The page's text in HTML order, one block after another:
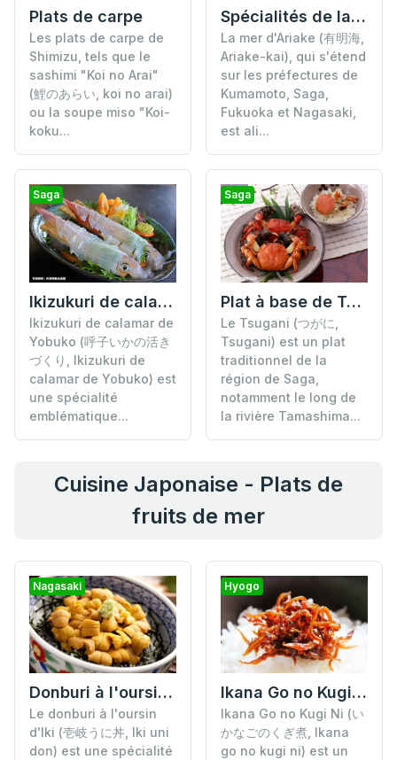
Plats de carpe
Les plats de carpe de
Shimizu, tels que le
sashimi "Koi no Arai"
(鯉のあらい, koi no arai)
ou la soupe miso "Koi-
koku...
Spécialités de la mer d'Ariake
La mer d'Ariake (有明海,
Ariake-kai), qui s'étend
sur les préfectures de
Kumamoto, Saga,
Fukuoka et Nagasaki,
est ali...
Saga
Ikizukuri de calamar de Yobuko
Ikizukuri de calamar de
Yobuko (呼子いかの活き
づくり, Ikizukuri de
calamar de Yobuko) est
une spécialité
emblématique...
Saga
Plat à base de Tsugani
Le Tsugani (つがに,
Tsugani) est un plat
traditionnel de la
région de Saga,
notamment le long de
la rivière Tamashima...
Cuisine Japonaise - Plats de
fruits de mer
Nagasaki
Donburi à l'oursin d'Iki
Le donburi à l'oursin
d'Iki (壱岐うに丼, Iki uni
don) est une spécialité
Hyogo
Ikana Go no Kugi Ni
Ikana Go no Kugi Ni (い
かなごのくぎ煮, Ikana
go no kugi ni) est un